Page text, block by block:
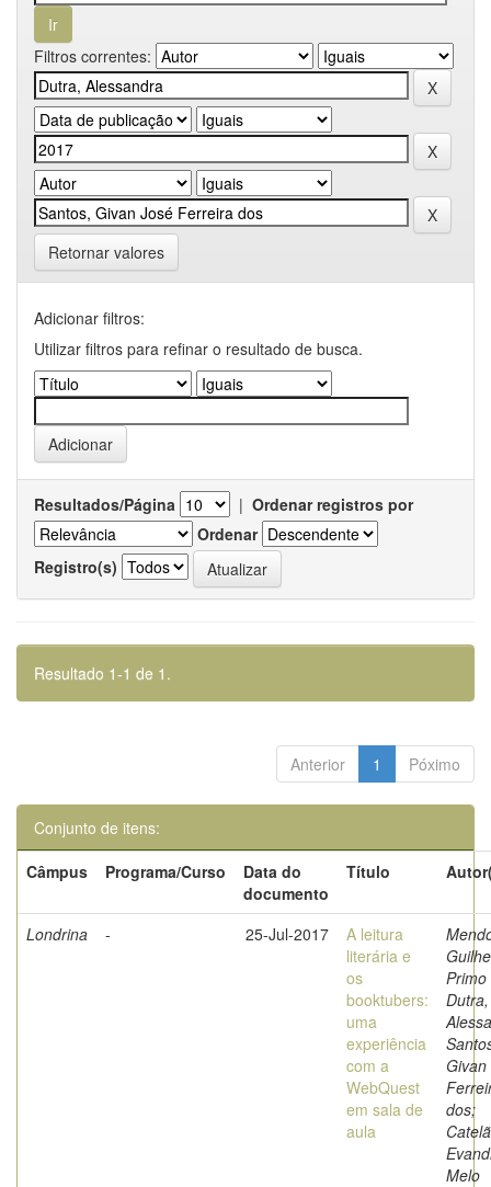
Filtros correntes:
Retornar valores
Adicionar filtros:
Utilizar filtros para refinar o resultado de busca.
Resultados/Página | Ordenar registros por
Ordenar
Registro(s)
Resultado 1-1 de 1.
Anterior 1 Póximo
Conjunto de itens:
Câmpus
Programa/Curso
Data do
documento
Título
Londrina - 25-Jul-2017
A leitura
literária e
os
booktubers:
uma
experiência
com a
WebQuest
em sala de
aula
Primo
Dutra,
Givan
dos;
Melo